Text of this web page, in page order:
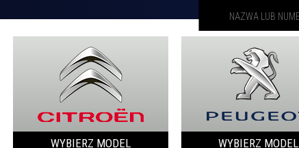
WYBIERZ MODEL WYBIERZ MODEL